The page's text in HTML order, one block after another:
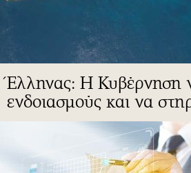
Έλληνας: Η Κυβέρνηση
ενδοιασμούς και να